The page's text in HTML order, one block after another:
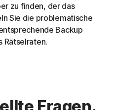
zu finden, der das
Sie die problematische
Backup
Rätselraten.
Fragen.